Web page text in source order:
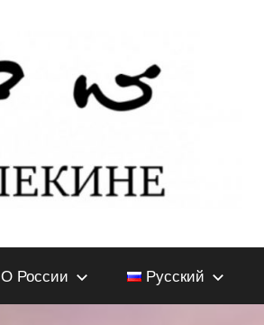
О России Русский